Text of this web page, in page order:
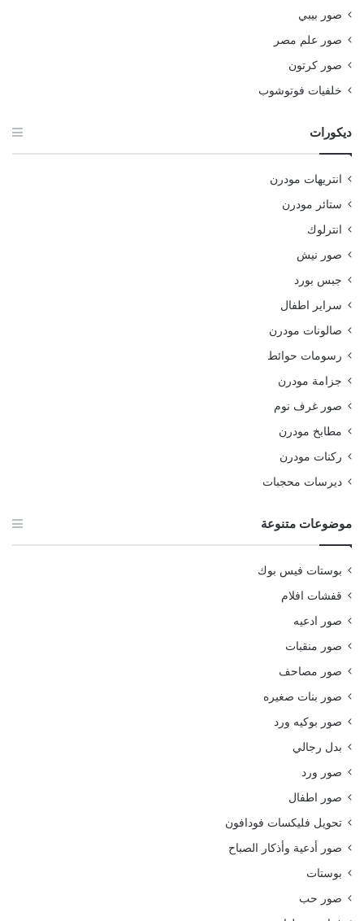
صور بيبي
صور علم مصر
صور كرتون
خلفيات فوتوشوب
ديكورات
انتريهات مودرن
ستائر مودرن
انترلوك
صور نيش
جبس بورد
سراير اطفال
صالونات مودرن
رسومات حوائط
جزامة مودرن
صور غرف نوم
مطابخ مودرن
ركنات مودرن
ديرسات محجبات
موضوعات متنوعة
بوستات فيس بوك
قفشات افلام
صور ادعيه
صور منقبات
صور مصاحف
صور بنات صغيره
صور بوكيه ورد
بدل رجالي
صور ورد
صور اطفال
تحويل فليكسات فودافون
صور أدعية وأذكار الصباح
بوستات
صور حب